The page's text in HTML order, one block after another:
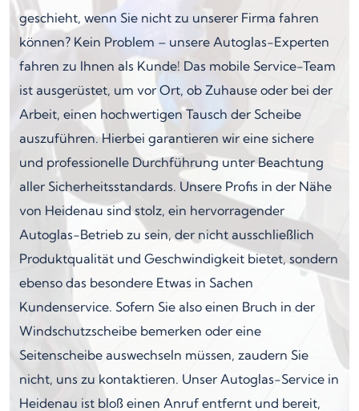
geschieht, wenn Sie nicht zu unserer Firma fahren
können? Kein Problem – unsere Autoglas-Experten
fahren zu Ihnen als Kunde! Das mobile Service-Team
ist ausgerüstet, um vor Ort, ob Zuhause oder bei der
Arbeit, einen hochwertigen Tausch der Scheibe
auszuführen. Hierbei garantieren wir eine sichere
und professionelle Durchführung unter Beachtung
aller Sicherheitsstandards. Unsere Profis in der Nähe
von Heidenau sind stolz, ein hervorragender
Autoglas-Betrieb zu sein, der nicht ausschließlich
Produktqualität und Geschwindigkeit bietet, sondern
ebenso das besondere Etwas in Sachen
Kundenservice. Sofern Sie also einen Bruch in der
Windschutzscheibe bemerken oder eine
Seitenscheibe auswechseln müssen, zaudern Sie
nicht, uns zu kontaktieren. Unser Autoglas-Service in
Heidenau ist bloß einen Anruf entfernt und bereit,